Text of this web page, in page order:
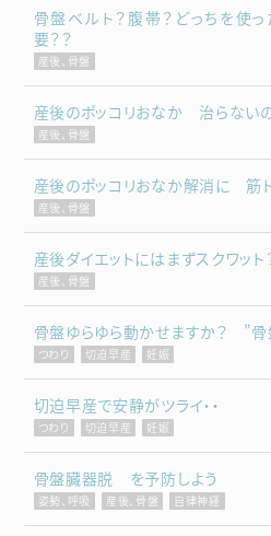
骨盤ベルト？腹帯？どっちを使
要？？
産後、骨盤
産後のポッコリおなか 治らない
産後、骨盤
産後のポッコリおなか解消に 筋ト
産後、骨盤
産後ダイエットにはまずスクワット
産後、骨盤
骨盤ゆらゆら動かせますか？ ”
つわり 切迫早産 妊娠
切迫早産で安静がツライ・・
つわり 切迫早産 妊娠
骨盤臓器脱 を予防しよう
姿勢、呼吸 産後、骨盤 自律神経